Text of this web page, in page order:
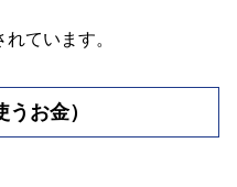
ています。
お金）